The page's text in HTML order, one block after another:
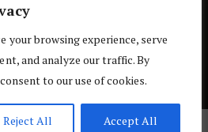
your browsing experience, serve
and analyze our traffic. By
to our use of cookies.
Reject All Accept All
privacidad y cookies
Top